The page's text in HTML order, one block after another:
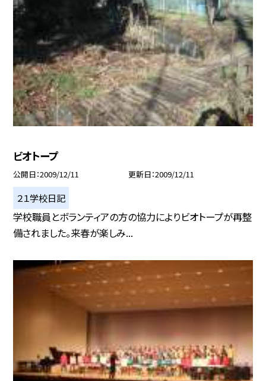
ビオトープ
公開日 2009/12/11 更新日 2009/12/11
２１学校日記
学校職員とボランティアの方の協力によりビオトープが再整
備されました。来春が楽しみ...